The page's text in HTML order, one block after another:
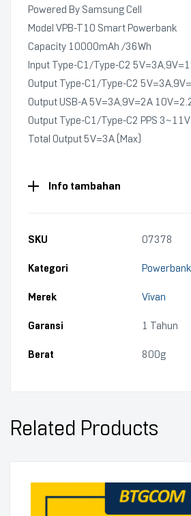
Powered By Samsung Cell
Model VPB-T10 Smart Powerbank
Capacity 10000mAh /36Wh
Input Type-C1/Type-C2
Output Type-C1/Type-C2
Output USB-A 5V=3A,9V=2A
Output Type-C1/Type-C2 PPS
Total Output 5V=3A (Max)
Info tambahan
SKU 07378
Kategori Powerbank
Merek Vivan
Garansi 1 Tahun
Berat 800g
Related Products